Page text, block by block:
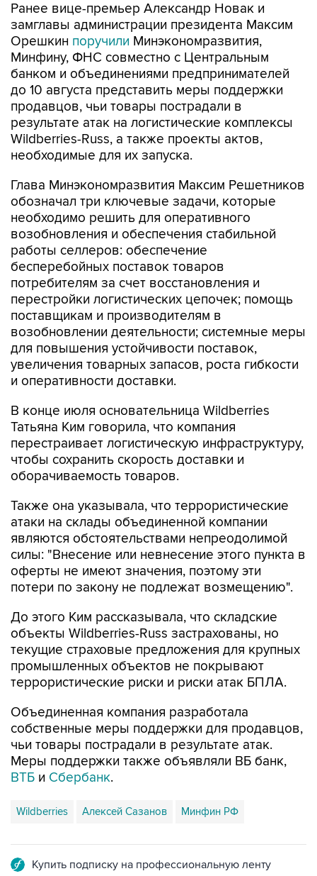
Ранее вице-премьер Александр Новак и
замглавы администрации президента Максим
Орешкин поручили Минэкономразвития,
Минфину, ФНС совместно с Центральным
банком и объединениями предпринимателей
до 10 августа представить меры поддержки
продавцов, чьи товары пострадали в
результате атак на логистические комплексы
Wildberries-Russ, а также проекты актов,
необходимые для их запуска.
Глава Минэкономразвития Максим Решетников
обозначал три ключевые задачи, которые
необходимо решить для оперативного
возобновления и обеспечения стабильной
работы селлеров: обеспечение
бесперебойных поставок товаров
потребителям за счет восстановления и
перестройки логистических цепочек; помощь
поставщикам и производителям в
возобновлении деятельности; системные меры
для повышения устойчивости поставок,
увеличения товарных запасов, роста гибкости
и оперативности доставки.
В конце июля основательница Wildberries
Татьяна Ким говорила, что компания
перестраивает логистическую инфраструктуру,
чтобы сохранить скорость доставки и
оборачиваемость товаров.
Также она указывала, что террористические
атаки на склады объединенной компании
являются обстоятельствами непреодолимой
силы: "Внесение или невнесение этого пункта в
оферты не имеют значения, поэтому эти
потери по закону не подлежат возмещению".
До этого Ким рассказывала, что складские
объекты Wildberries-Russ застрахованы, но
текущие страховые предложения для крупных
промышленных объектов не покрывают
террористические риски и риски атак БПЛА.
Объединенная компания разработала
собственные меры поддержки для продавцов,
чьи товары пострадали в результате атак.
Меры поддержки также объявляли ВБ банк,
ВТБ и Сбербанк.
Wildberries Алексей Сазанов Минфин РФ
Купить подписку на профессиональную ленту